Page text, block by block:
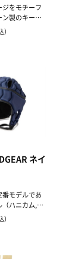
ジをモチーフ
ン製のキーリ
）
ネイ
番モデルであ
（ハニカム,ク
み合わせ
）